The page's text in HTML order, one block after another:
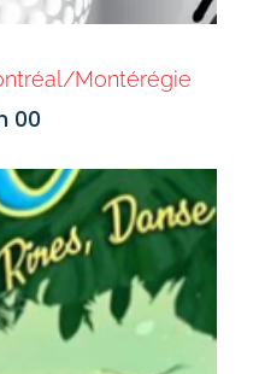
Montérégie
00